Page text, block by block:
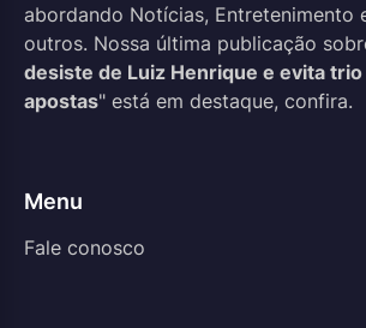
abordando Notícias, Entretenimento
outros. Nossa última publicação
desiste de Luiz Henrique e evita trio
apostas" está em destaque, confira.
Menu
Fale conosco